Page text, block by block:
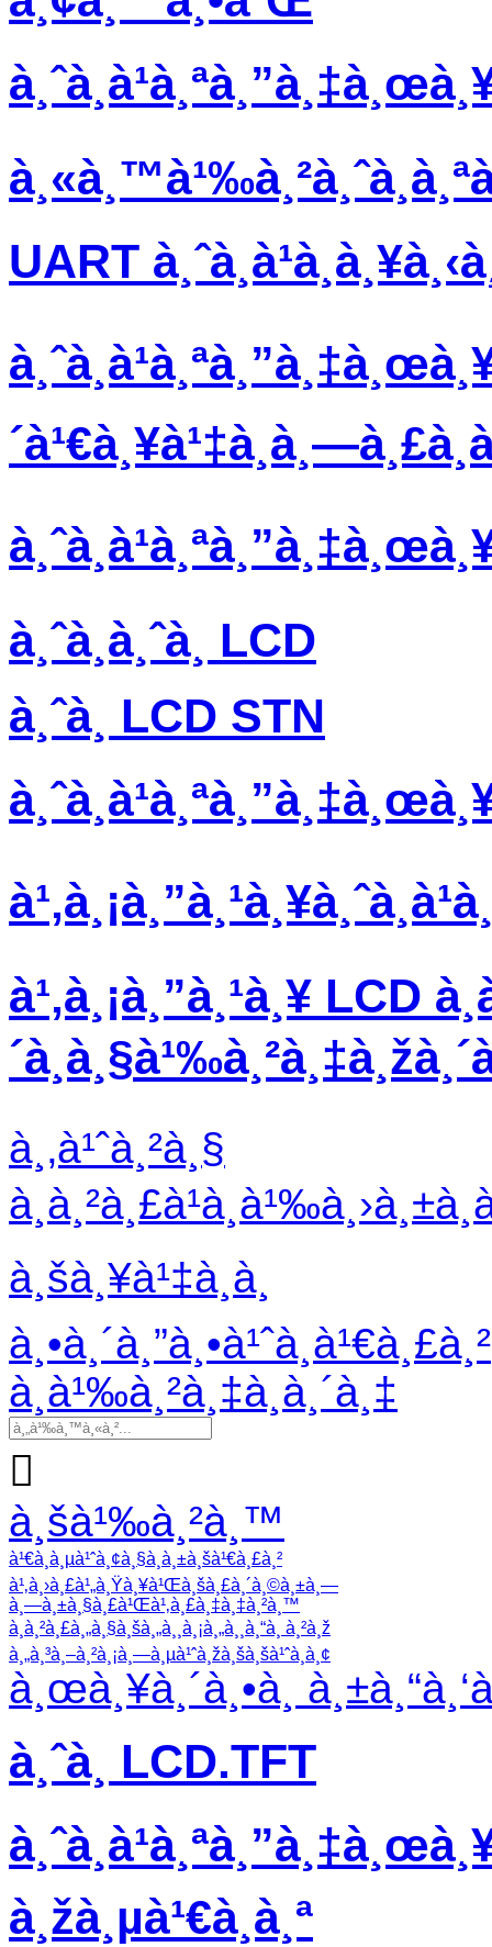
UART
à¸ˆà¸­à¸ˆà¸­ LCD
à¸ˆà¸­ LCD STN
à¹‚à¸¡à¸”à¸¹à¸¥ LCD
à¸‚à¹ˆà¸²à¸§
à¸šà¸¥à¹‡à¸­à¸
à¸•à¸´à¸”à¸•à¹ˆà¸­à¹€à¸£à¸²
à¸­à¹‰à¸²à¸‡à¸­à¸´à¸‡

à¸šà¹‰à¸²à¸™
à¹€à¸à¸µà¹ˆà¸¢à¸§à¸à¸±à¸šà¹€à¸£à¸²
à¹‚à¸›à¸£à¹„à¸Ÿà¸¥à¹Œà¸šà¸£à¸´à¸©à¸±à¸—
à¸—à¸±à¸§à¸£à¹Œà¹‚à¸£à¸‡à¸‡à¸²à¸™
à¸à¸²à¸£à¸„à¸§à¸šà¸„à¸¸à¸¡à¸„à¸¸à¸“à¸ à¸²à¸ž
à¸„à¸³à¸–à¸²à¸¡à¸—à¸µà¹ˆà¸žà¸šà¸šà¹ˆà¸­à¸¢
à¸œà¸¥à¸´à¸•à¸
à¸ˆà¸­ LCD.TFT
à¸žà¸µà¹€à¸­à¸ª